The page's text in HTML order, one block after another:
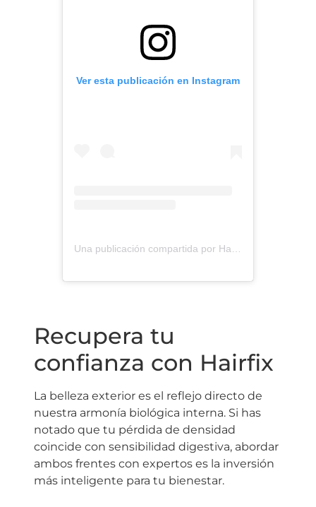
Ver esta publicación en Instagram
Recupera tu
confianza con Hairfix
La belleza exterior es el reflejo directo de
nuestra armonía biológica interna. Si has
notado que tu pérdida de densidad
coincide con sensibilidad digestiva, abordar
ambos frentes con expertos es la inversión
más inteligente para tu bienestar.